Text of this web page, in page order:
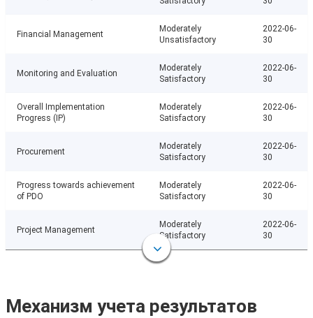
Financial Management
Moderately
Unsatisfactory
2022-06-
30
Monitoring and Evaluation
Moderately
Satisfactory
2022-06-
30
Overall Implementation
Progress (IP)
Moderately
Satisfactory
2022-06-
30
Procurement
Moderately
Satisfactory
2022-06-
30
Progress towards achievement
of PDO
Moderately
Satisfactory
2022-06-
30
Project Management
Moderately
Satisfactory
2022-06-
30
Механизм учета результатов